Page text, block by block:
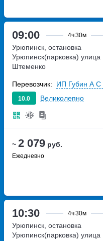
09:00 4ч30м
~ 2 079 руб.
Ежедневно
Урюпинск, остановка
Урюпинск(парковка) улица
Штеменко
10.0 Великолепно
Перевозчик: ИП Губин А
10:30 4ч30м
Урюпинск, остановка
Урюпинск(парковка) улица